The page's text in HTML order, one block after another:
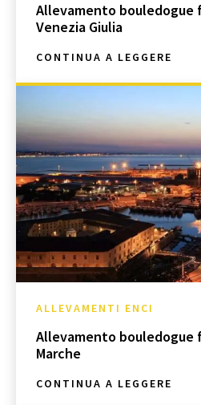
Allevamento bouledogue
Venezia Giulia
CONTINUA A LEGGERE
ALLEVAMENTI ENCI
Allevamento bouledogue
Marche
CONTINUA A LEGGERE